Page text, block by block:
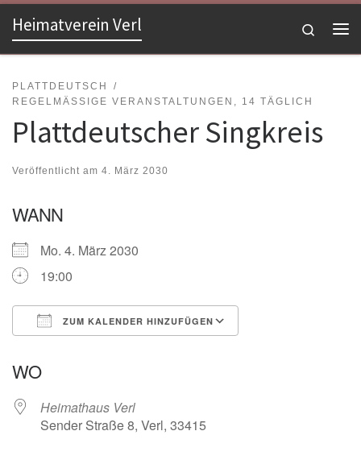
Zum Inhalt springen
Heimatverein Verl
Search
PLATTDEUTSCH
REGELMÄSSIGE VERANSTALTUNGEN, 14 TÄGLICH
Plattdeutscher Singkreis
Veröffentlicht am 4. März 2030
WANN
Mo. 4. März 2030
19:00
ZUM KALENDER HINZUFÜGEN
WO
Heimathaus Verl
Sender Straße 8, Verl, 33415